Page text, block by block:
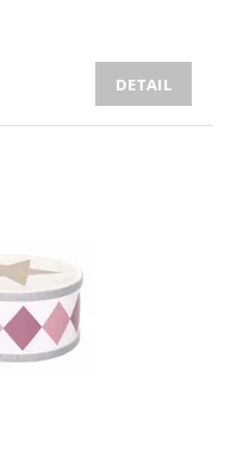
DETAIL